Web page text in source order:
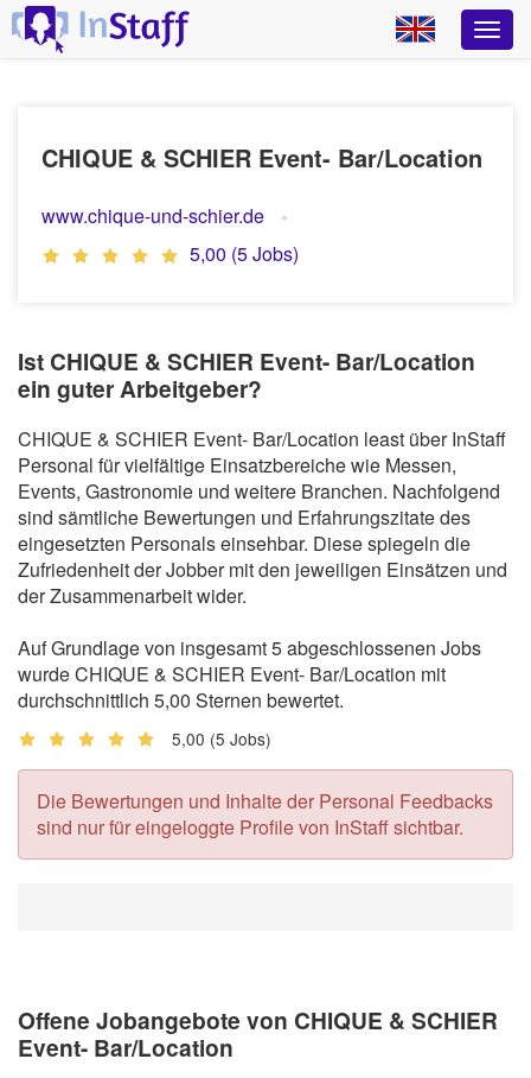
CHIQUE & SCHIER Event- Bar/Location
www.chique-und-schier.de
5,00 (5 Jobs)
Ist CHIQUE & SCHIER Event- Bar/Location
ein guter Arbeitgeber?
CHIQUE & SCHIER Event- Bar/Location least über InStaff
Personal für vielfältige Einsatzbereiche wie Messen,
Events, Gastronomie und weitere Branchen. Nachfolgend
sind sämtliche Bewertungen und Erfahrungszitate des
eingesetzten Personals einsehbar. Diese spiegeln die
Zufriedenheit der Jobber mit den jeweiligen Einsätzen und
der Zusammenarbeit wider.
Auf Grundlage von insgesamt 5 abgeschlossenen Jobs
wurde CHIQUE & SCHIER Event- Bar/Location mit
durchschnittlich 5,00 Sternen bewertet.
5,00 (5 Jobs)
Die Bewertungen und Inhalte der Personal Feedbacks
sind nur für eingeloggte Profile von InStaff sichtbar.
Offene Jobangebote von CHIQUE & SCHIER
Event- Bar/Location